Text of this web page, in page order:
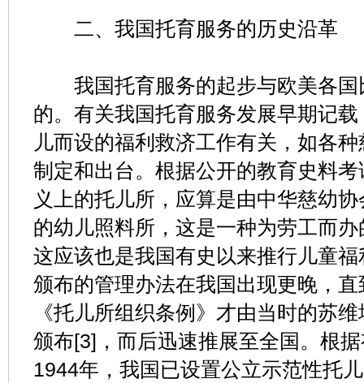
二、我国托育服务的历史沿革
我国托育服务的起步与欧美各国
的。有关我国托育服务发展早期记
儿而设的福利救济工作有关，如各
制定和出台。根据公开的教育史料
义上的托儿所，应算是由中华慈幼
的幼儿照料所，这是一种为劳工而
这应该也是我国有史以来推行儿童
颁布的管理办法在我国出现更晚，
《托儿所组织条例》才由当时的苏
颁布[3]，而后迅速推展至全国。根
1944年，我国已设置公立示范性托